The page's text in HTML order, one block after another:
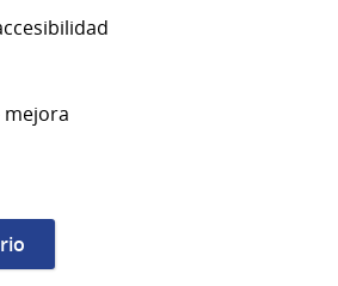
mejora